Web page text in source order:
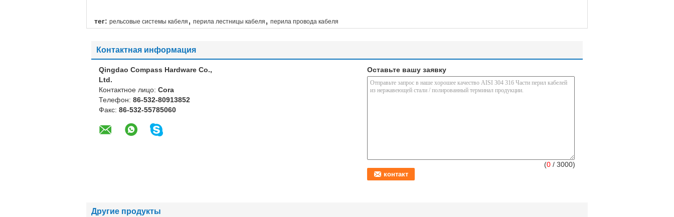
тег: рельсовые системы кабеля , перила лестницы кабеля , перила провода кабеля
Контактная информация
Qingdao Compass Hardware Co.,
Ltd.
Контактное лицо: Cora
Телефон: 86-532-80913852
Факс: 86-532-55785060
Оставьте вашу заявку
(0 / 3000)
Другие продукты